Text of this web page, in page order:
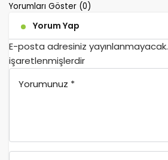
Yorumları Göster (0)
Yorum Yap
E-posta adresiniz yayınlanmayacak.
işaretlenmişlerdir
Yorumunuz *